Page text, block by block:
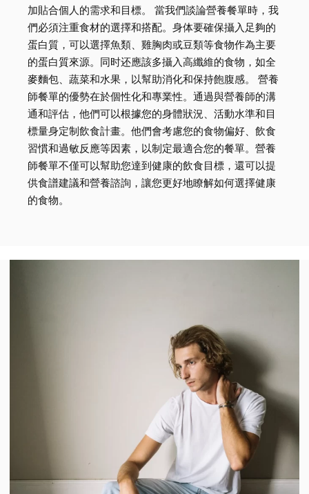
加貼合個人的需求和目標。 當我們談論營養餐單時，我
們必須注重食材的選擇和搭配。身体要確保攝入足夠的
蛋白質，可以選擇魚類、雞胸肉或豆類等食物作為主要
的蛋白質來源。同时还應該多攝入高纖維的食物，如全
麥麵包、蔬菜和水果，以幫助消化和保持飽腹感。 營養
師餐單的優勢在於個性化和專業性。通過與營養師的溝
通和評估，他們可以根據您的身體狀況、活動水準和目
標量身定制飲食計畫。他們會考慮您的食物偏好、飲食
習慣和過敏反應等因素，以制定最適合您的餐單。營養
師餐單不僅可以幫助您達到健康的飲食目標，還可以提
供食譜建議和營養諮詢，讓您更好地瞭解如何選擇健康
的食物。